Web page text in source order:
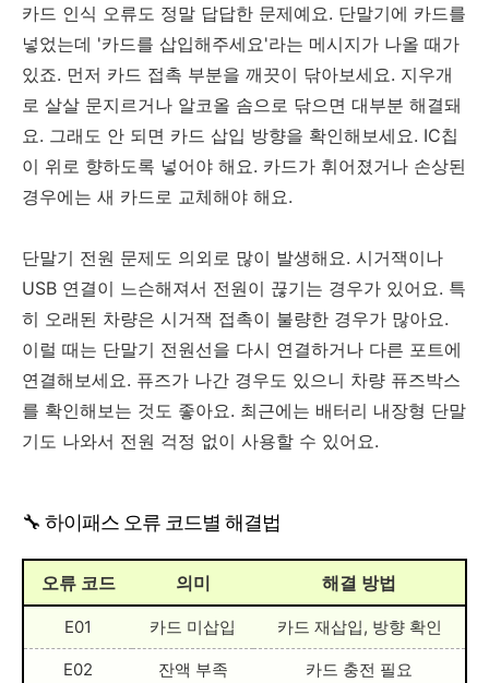
카드 인식 오류도 정말 답답한 문제예요. 단말기에 카드를
넣었는데 '카드를 삽입해주세요'라는 메시지가 나올 때가
있죠. 먼저 카드 접촉 부분을 깨끗이 닦아보세요. 지우개
로 살살 문지르거나 알코올 솜으로 닦으면 대부분 해결돼
요. 그래도 안 되면 카드 삽입 방향을 확인해보세요. IC칩
이 위로 향하도록 넣어야 해요. 카드가 휘어졌거나 손상된
경우에는 새 카드로 교체해야 해요.
단말기 전원 문제도 의외로 많이 발생해요. 시거잭이나
USB 연결이 느슨해져서 전원이 끊기는 경우가 있어요. 특
히 오래된 차량은 시거잭 접촉이 불량한 경우가 많아요.
이럴 때는 단말기 전원선을 다시 연결하거나 다른 포트에
연결해보세요. 퓨즈가 나간 경우도 있으니 차량 퓨즈박스
를 확인해보는 것도 좋아요. 최근에는 배터리 내장형 단말
기도 나와서 전원 걱정 없이 사용할 수 있어요.
🔧 하이패스 오류 코드별 해결법
오류 코드 의미 해결 방법
E01 카드 미삽입 카드 재삽입, 방향 확인
E02 잔액 부족 카드 충전 필요